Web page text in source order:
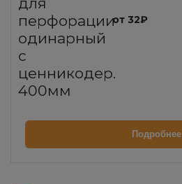
от 32₽
Подробнее